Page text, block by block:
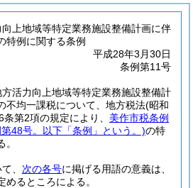
上地域等特定業務施設整備計画に伴
特例に関する条例
平成28年3月30日
条例第11号
活力向上地域等特定業務施設整備計
不均一課税について、地方税法(昭和
条第2項の規定により、 美作市税条例
48号。以下「条例」という。)の特
、 次の各号に掲げる用語の意義は、
めるところによる。